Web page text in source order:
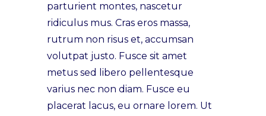
parturient montes, nascetur
ridiculus mus. Cras eros massa,
rutrum non risus et, accumsan
volutpat justo. Fusce sit amet
metus sed libero pellentesque
varius nec non diam. Fusce eu
placerat lacus, eu ornare lorem. Ut